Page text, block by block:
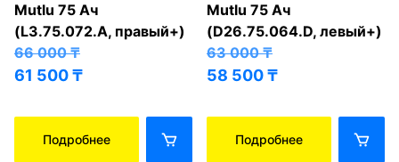
Mutlu 75 Ач
(L3.75.072.A, правый+)
66 000₸
61 500₸
Подробнее
Mutlu 75 Ач
(D26.75.064.D, левый+)
63 000₸
58 500₸
Подробнее